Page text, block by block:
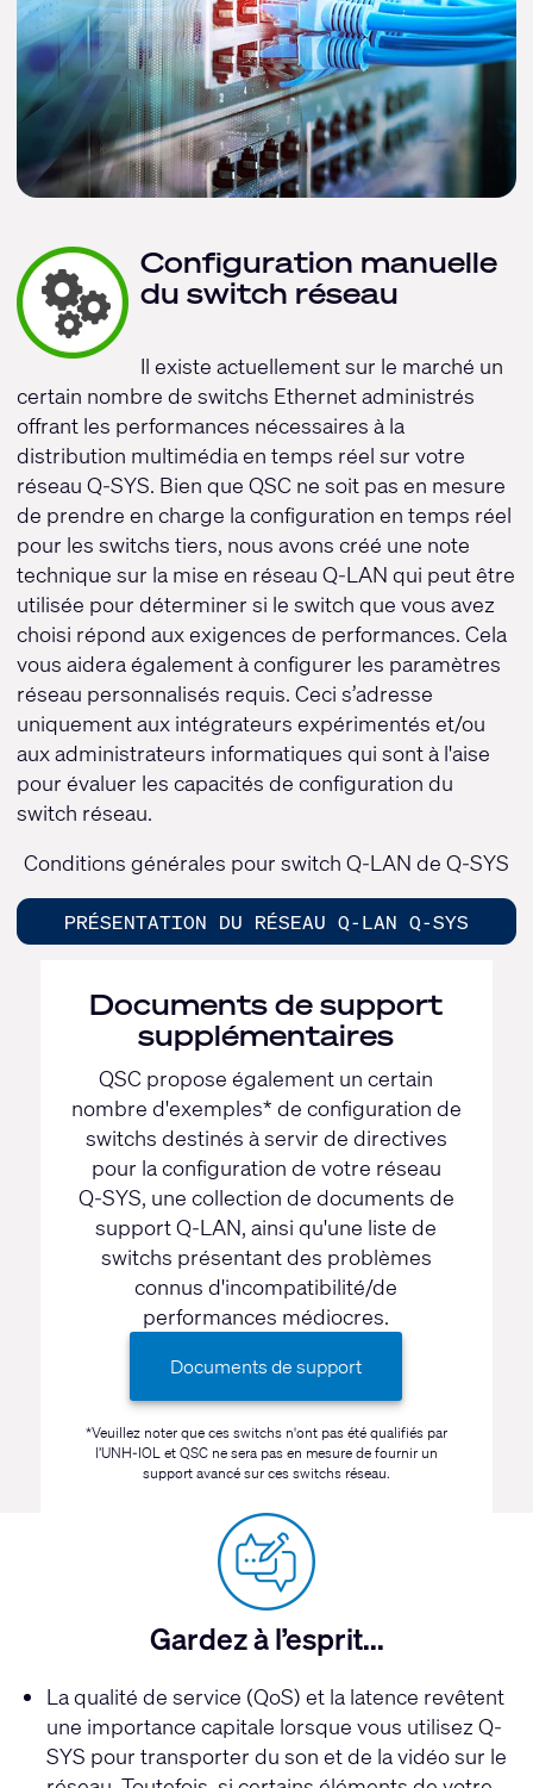
Configuration manuelle
du switch réseau
Il existe actuellement sur le marché un
certain nombre de switchs Ethernet administrés
offrant les performances nécessaires à la
distribution multimédia en temps réel sur votre
réseau Q-SYS. Bien que QSC ne soit pas en mesure
de prendre en charge la configuration en temps réel
pour les switchs tiers, nous avons créé une note
technique sur la mise en réseau Q-LAN qui peut être
utilisée pour déterminer si le switch que vous avez
choisi répond aux exigences de performances. Cela
vous aidera également à configurer les paramètres
réseau personnalisés requis. Ceci s’adresse
uniquement aux intégrateurs expérimentés et/ou
aux administrateurs informatiques qui sont à l'aise
pour évaluer les capacités de configuration du
switch réseau.
Conditions générales pour switch Q-LAN de Q-SYS
PRÉSENTATION DU RÉSEAU Q-LAN Q-SYS
Documents de support
supplémentaires
QSC propose également un certain
nombre d'exemples* de configuration de
switchs destinés à servir de directives
pour la configuration de votre réseau
Q-SYS, une collection de documents de
supportQ-LAN, ainsi qu'une liste de
switchs présentant des problèmes
connus d'incompatibilité/de
performances médiocres.
Documents de support
*Veuillez noter que ces switchs n'ont pas été qualifiés par
l’UNH-IOL et QSC ne sera pas en mesure de fournir un
support avancé sur ces switchs réseau.
Gardez à l’esprit...
La qualité de service (QoS) et la latence revêtent
une importance capitale lorsque vous utilisez Q-
SYS pour transporter du son et de la vidéo sur le